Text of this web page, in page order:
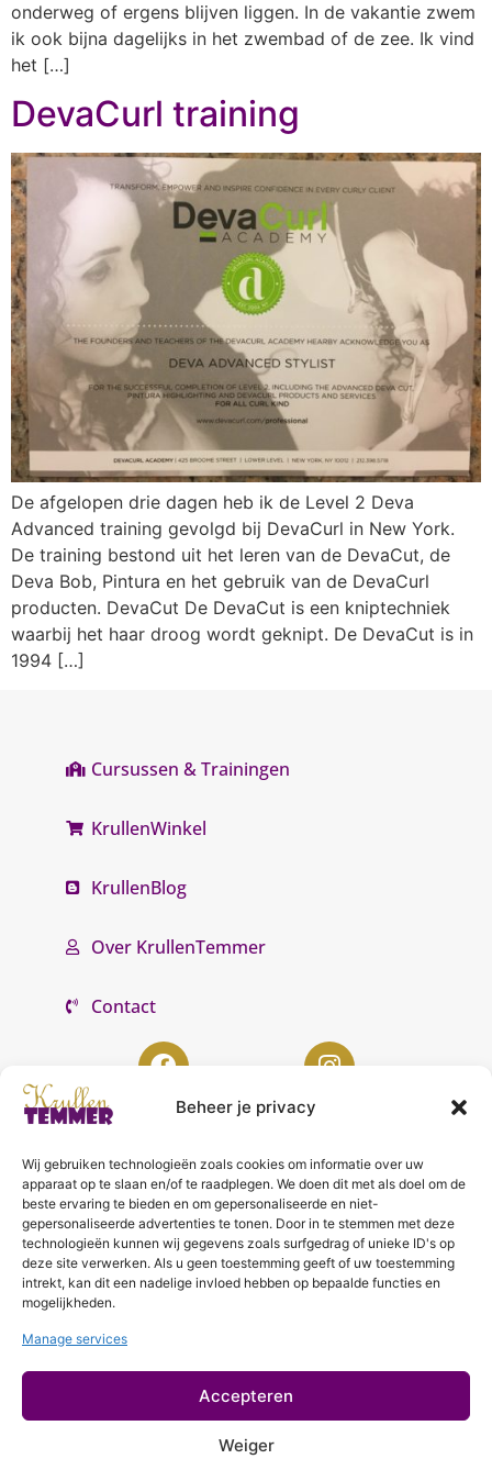
Beheer je privacy
Wij gebruiken technologieën zoals cookies om informatie over uw
apparaat op te slaan en/of te raadplegen. We doen dit met als doel om de
beste ervaring te bieden en om gepersonaliseerde en niet-
gepersonaliseerde advertenties te tonen. Door in te stemmen met deze
technologieën kunnen wij gegevens zoals surfgedrag of unieke ID's op
deze site verwerken. Als u geen toestemming geeft of uw toestemming
intrekt, kan dit een nadelige invloed hebben op bepaalde functies en
mogelijkheden.
Manage services
Accepteren
Weiger
onderweg of ergens blijven liggen. In de vakantie zwem
ik ook bijna dagelijks in het zwembad of de zee. Ik vind
het […]
DevaCurl training
De afgelopen drie dagen heb ik de Level 2 Deva
Advanced training gevolgd bij DevaCurl in New York.
De training bestond uit het leren van de DevaCut, de
Deva Bob, Pintura en het gebruik van de DevaCurl
producten. DevaCut De DevaCut is een kniptechniek
waarbij het haar droog wordt geknipt. De DevaCut is in
1994 […]
Cursussen & Trainingen
KrullenWinkel
KrullenBlog
Over KrullenTemmer
Contact
KrullenTemmer Lelystad
Punter 10 02
8242 DC Lelystad
0643996868
Maandag 9.30 - 13.30 (Trainingen)
Dinsdag 9.00 - 18.00 (De KrullenHemel)
Woensdag 9.00 - 18.00 (Curly Diva)